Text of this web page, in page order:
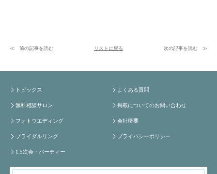
前の記事を読む リストに戻る 次の記事を読む
トピックス
無料相談サロン
フォトウエディング
ブライダルリング
1.5次会・パーティー
よくある質問
掲載についてのお問い合わせ
会社概要
プライバシーポリシー